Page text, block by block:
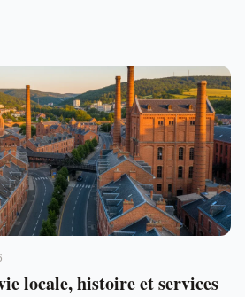
locale, histoire et services